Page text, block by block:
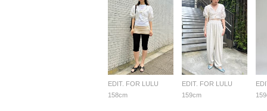
EDIT. FOR LULU
158cm
EDIT. FOR LULU
159cm